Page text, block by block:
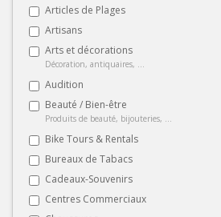
Articles de Plages
Artisans
Arts et décorations
Décoration, antiquaires, ...
Audition
Beauté / Bien-être
Produits de beauté, bijouteries, ...
Bike Tours & Rentals
Bureaux de Tabacs
Cadeaux-Souvenirs
Centres Commerciaux